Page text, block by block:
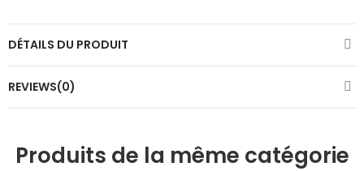
DÉTAILS DU PRODUIT
REVIEWS(0)
Produits de la même catégorie